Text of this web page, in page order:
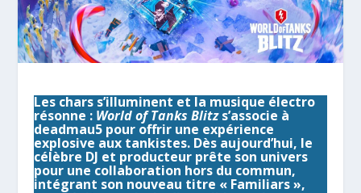
Les chars s’illuminent et la musique électro
résonne : World of Tanks Blitzs’associe à
deadmau5 pour offrir une expérience
explosive aux tankistes. Dès aujourd’hui, le
célèbre DJ et producteur prête son univers
pour une collaboration hors du commun,
intégrant son nouveau titre « Familiars »,